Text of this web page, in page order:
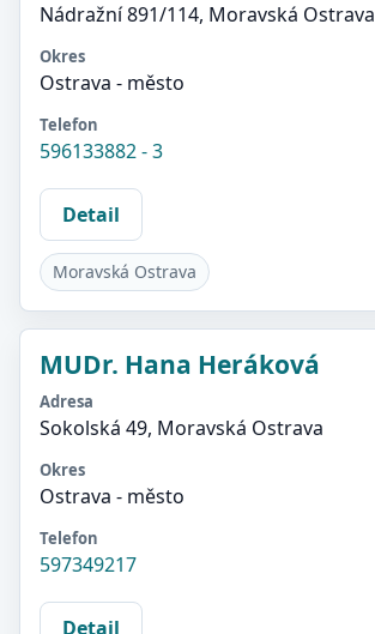
Nádražní 891/114, Moravská Ostrava
Okres
Ostrava - město
Telefon
596133882 - 3
Detail
Moravská Ostrava
MUDr. Hana Heráková
Adresa
Sokolská 49, Moravská Ostrava
Okres
Ostrava - město
Telefon
597349217
Detail